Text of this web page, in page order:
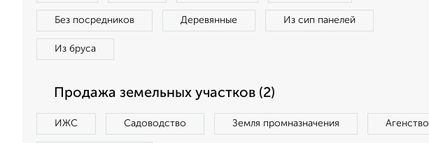
Без посредников Деревянные Из сип панелей
Из бруса
Продажа земельных участков (2)
ИЖС Садоводство Земля промназначения Агенство